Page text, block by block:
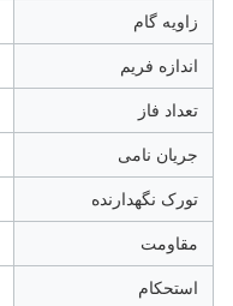
زاویه گام
اندازه فریم
تعداد فاز
جریان نامی
تورک نگهدارنده
مقاومت
استحکام